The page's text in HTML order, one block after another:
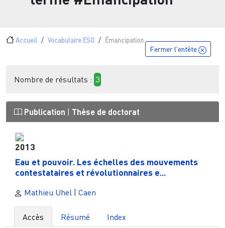
Fil d'Ariane
Accueil Vocabulaire ESO Émancipation
Fermer l'entête
Nombre de résultats : 3
Publication Thèse de doctorat
2013
Eau et pouvoir. Les échelles des mouvements
contestataires et révolutionnaires e...
Mathieu Uhel Caen
Accès Résumé Index